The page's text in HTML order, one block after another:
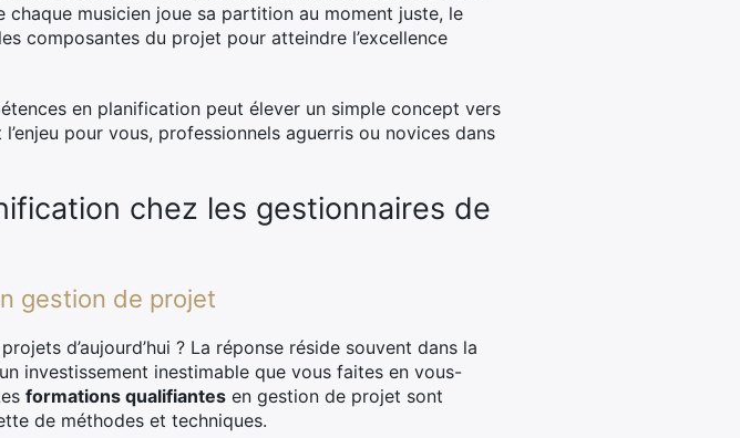
musicien joue sa partition au moment juste, le
composantes du projet pour atteindre l’excellence
en planification peut élever un simple concept vers
pour vous, professionnels aguerris ou novices dans
chez les gestionnaires de
gestion de projet
d’aujourd’hui ? La réponse réside souvent dans la
investissement inestimable que vous faites en vous-
formations qualifiantes en gestion de projet sont
de méthodes et techniques.